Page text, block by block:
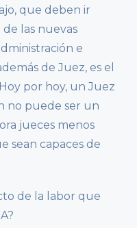
que deben ir
las nuevas
e
de Juez, es el
por hoy, un Juez
no puede ser un
jueces menos
sean capaces de
de la labor que